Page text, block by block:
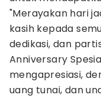
"Merayakan hari
kasih kepada
dedikasi, dan
Anniversary
mengapresiasi,
uang tunai, dan